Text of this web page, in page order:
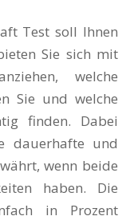
Test soll Ihnen
Sie sich mit
welche
Sie und welche
finden. Dabei
dauerhafte und
wenn beide
haben. Die
in Prozent